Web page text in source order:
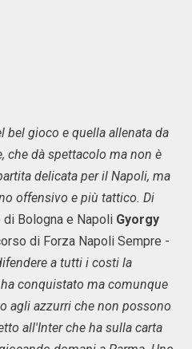
bel gioco e quella allenata da
che dà spettacolo ma non è
delicata per il Napoli, ma
offensivo e più tattico. Di
Bologna e Napoli Gyorgy
di Forza Napoli Sempre -
a tutti i costi la
conquistato ma comunque
agli azzurri che non possono
all'Inter che ha sulla carta